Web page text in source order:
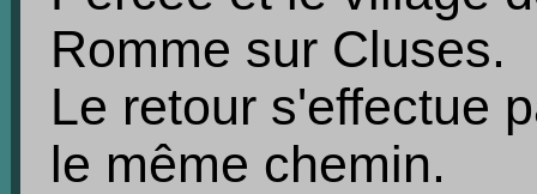
Romme sur Cluses.
Le retour s'effectue
le même chemin.